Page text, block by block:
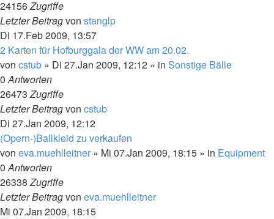
24156Zugriffe
Letzter Beitragvon stanglp
Di 17.Feb 2009, 13:57
2 Karten für Hofburggala der WW am 20.02.
von cstub » Di 27.Jan 2009, 12:12 » in Sonstige Bälle
0Antworten
26473Zugriffe
Letzter Beitragvon cstub
Di 27.Jan 2009, 12:12
(Opern-)Ballkleid zu verkaufen
von eva.muehlleitner » Mi 07.Jan 2009, 18:15 » in Equipment
0Antworten
26338Zugriffe
Letzter Beitragvon eva.muehlleitner
Mi 07.Jan 2009, 18:15